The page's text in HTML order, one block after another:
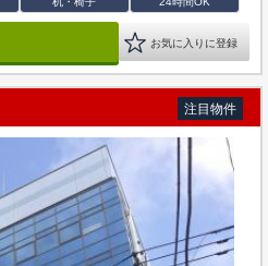
お気に入りに登録
注目物件